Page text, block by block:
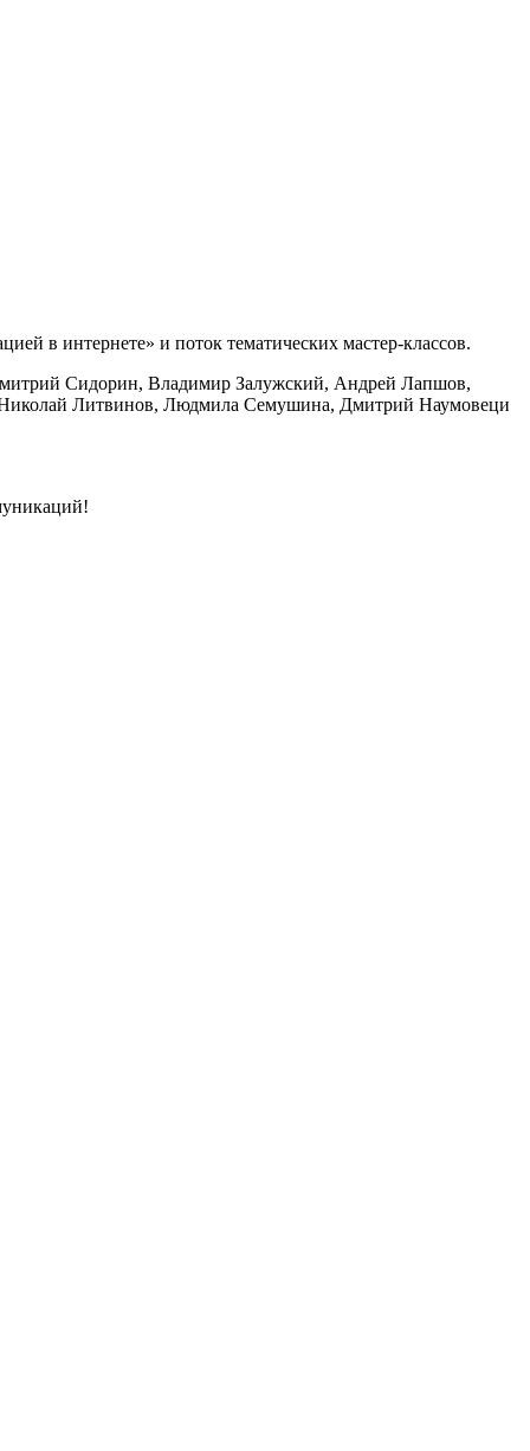
в интернете» и поток тематических мастер-классов.
Сидорин, Владимир Залужский, Андрей Лапшов,
Литвинов, Людмила Семушина, Дмитрий Наумовеци